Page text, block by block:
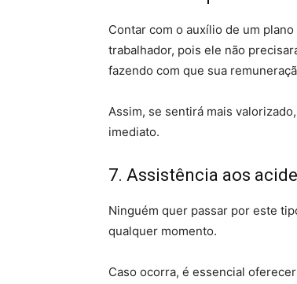
Contar com o auxílio de um
trabalhador, pois ele não
fazendo com que sua
Assim, se sentirá mais
imediato.
7. Assistência aos
Ninguém quer passar por este
qualquer momento.
Caso ocorra, é essencial